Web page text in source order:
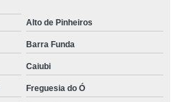
Alto de Pinheiros
Barra Funda
Caiubi
Freguesia do Ó